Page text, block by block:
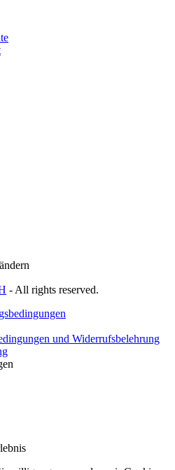
- All rights reserved.
und Widerrufsbelehrung